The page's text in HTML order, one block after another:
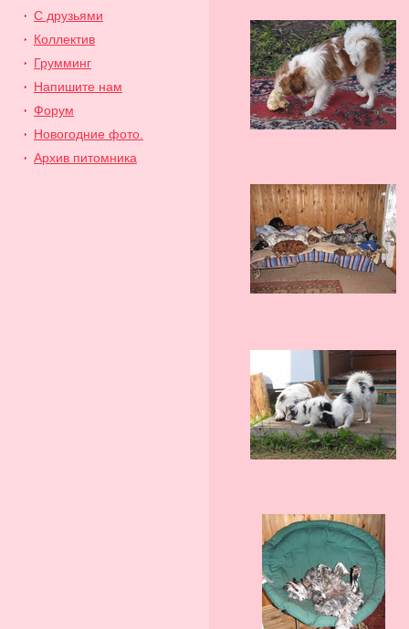
С друзьями
Коллектив
Грумминг
Напишите нам
Форум
Новогодние фото.
Архив питомника